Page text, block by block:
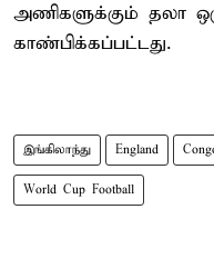
அணிகளுக்கும் தலா
காண்பிக்கப்பட்டது.
இங்கிலாந்து England
World Cup Football